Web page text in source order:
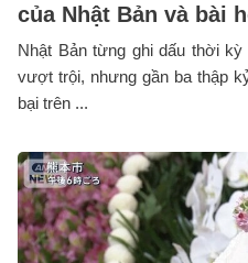
của Nhật Bản và bài
Nhật Bản từng ghi dấu thời
vượt trội, nhưng gần ba thập
bại trên ...